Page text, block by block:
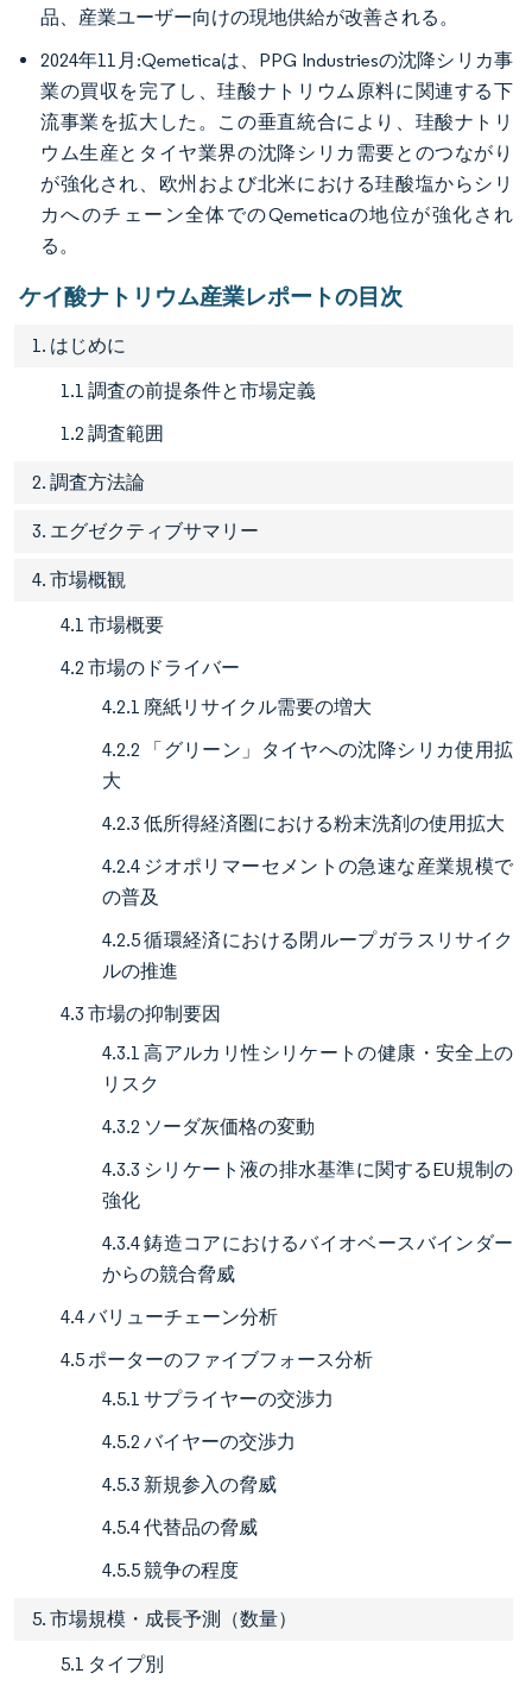
品、産業ユーザー向けの現地供給が改善される。
2024年11月:Qemeticaは、PPG Industriesの沈降シリカ事
業の買収を完了し、珪酸ナトリウム原料に関連する下
流事業を拡大した。この垂直統合により、珪酸ナトリ
ウム生産とタイヤ業界の沈降シリカ需要とのつながり
が強化され、欧州および北米における珪酸塩からシリ
カへのチェーン全体でのQemeticaの地位が強化され
る。
ケイ酸ナトリウム産業レポートの目次
1. はじめに
1.1 調査の前提条件と市場定義
1.2 調査範囲
2. 調査方法論
3. エグゼクティブサマリー
4. 市場概観
4.1 市場概要
4.2 市場のドライバー
4.2.1 廃紙リサイクル需要の増大
4.2.2 「グリーン」タイヤへの沈降シリカ使用拡
大
4.2.3 低所得経済圏における粉末洗剤の使用拡大
4.2.4 ジオポリマーセメントの急速な産業規模で
の普及
4.2.5 循環経済における閉ループガラスリサイク
ルの推進
4.3 市場の抑制要因
4.3.1 高アルカリ性シリケートの健康・安全上の
リスク
4.3.2 ソーダ灰価格の変動
4.3.3 シリケート液の排水基準に関するEU規制の
強化
4.3.4 鋳造コアにおけるバイオベースバインダー
からの競合脅威
4.4 バリューチェーン分析
4.5 ポーターのファイブフォース分析
4.5.1 サプライヤーの交渉力
4.5.2 バイヤーの交渉力
4.5.3 新規参入の脅威
4.5.4 代替品の脅威
4.5.5 競争の程度
5. 市場規模・成長予測（数量）
5.1 タイプ別